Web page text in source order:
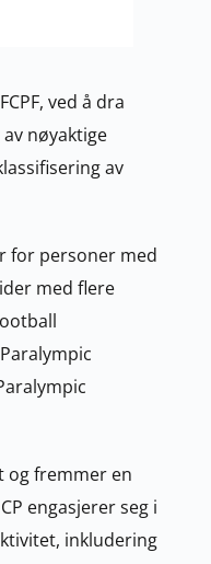
ved å dra
nøyaktige
av
for personer med
med flere
og fremmer en
engasjerer seg i
inkludering